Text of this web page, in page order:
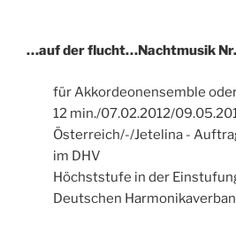
…auf der flucht…Nachtmusik
für Akkordeonensemble
12 min./07.02.2012/
Österreich/-/Jetelina -
im DHV
Höchststufe in der
Deutschen